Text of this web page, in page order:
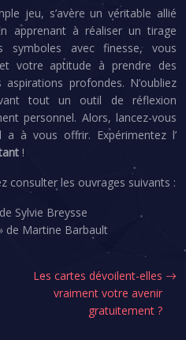
jeu, s’avère un véritable allié
apprenant à réaliser un tirage
avec finesse, vous
votre aptitude à prendre des
profondes. N’oubliez
tout un outil de réflexion
personnel. Alors, lancez-vous
a à vous offrir. Expérimentez l’
!
consulter les ouvrages suivants :
Sylvie Breysse
de Martine Barbault
Les cartes dévoilent-elles
vraiment votre avenir
gratuitement ?